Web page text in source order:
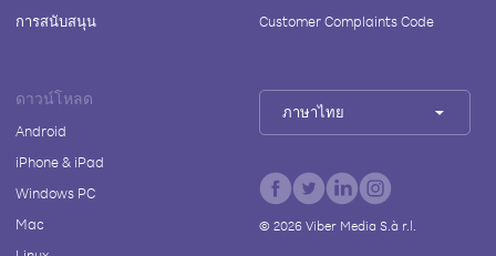
การสนับสนุน
Customer Complaints Code
ดาวน์โหลด
Android
iPhone & iPad
Windows PC
Mac
ภาษาไทย
© 2026Viber Media S.à r.l.